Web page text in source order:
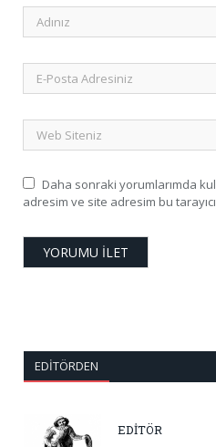
Daha sonraki yorumlarımda
adresim ve site adresim bu
EDITÖRDEN
EDİTÖR